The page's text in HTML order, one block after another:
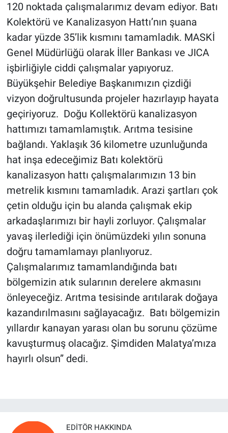
120 noktada çalışmalarımız devam ediyor. Batı
Kolektörü ve Kanalizasyon Hattı’nın şuana
kadar yüzde 35’lik kısmını tamamladık. MASKİ
Genel Müdürlüğü olarak İller Bankası ve JICA
işbirliğiyle ciddi çalışmalar yapıyoruz.
Büyükşehir Belediye Başkanımızın çizdiği
vizyon doğrultusunda projeler hazırlayıp hayata
geçiriyoruz. Doğu Kollektörü kanalizasyon
hattımızı tamamlamıştık. Arıtma tesisine
bağlandı. Yaklaşık 36 kilometre uzunluğunda
hat inşa edeceğimiz Batı kolektörü
kanalizasyon hattı çalışmalarımızın 13 bin
metrelik kısmını tamamladık. Arazi şartları çok
çetin olduğu için bu alanda çalışmak ekip
arkadaşlarımızı bir hayli zorluyor. Çalışmalar
yavaş ilerlediği için önümüzdeki yılın sonuna
doğru tamamlamayı planlıyoruz.
Çalışmalarımız tamamlandığında batı
bölgemizin atık sularının derelere akmasını
önleyeceğiz. Arıtma tesisinde arıtılarak doğaya
kazandırılmasını sağlayacağız. Batı bölgemizin
yıllardır kanayan yarası olan bu sorunu çözüme
kavuşturmuş olacağız. Şimdiden Malatya’mıza
hayırlı olsun” dedi.
EDITÖR HAKKINDA